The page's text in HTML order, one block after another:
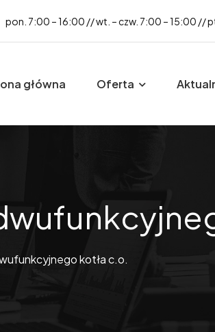
pon. 7:00 – 16:00 // wt. – czw. 7:00 – 15:00 //
główna Oferta
kotła c.o.